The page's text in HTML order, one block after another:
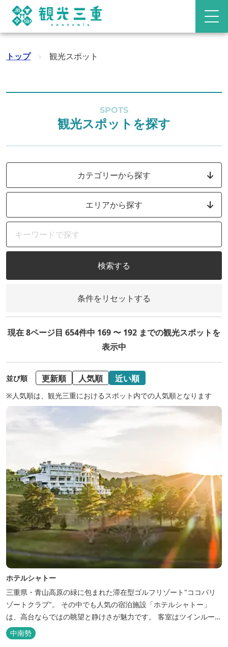
トップ › 観光スポット
SPOTS
観光スポットを探す
カテゴリーから探す
エリアから探す
検索する
条件をリセットする
現在 8ページ目 654件中 169 〜 192 までの観光スポットを
表示中
並び順 更新順 人気順 近い順
※人気順は、観光三重におけるスポット内での人気順となります
ホテルシャトー
三重県・青山高原の緑に包まれた滞在型ゴルフリゾート"ココパリ
ゾートクラブ"。 その中でも人気の宿泊施設「ホテルシャトー」
は、高台ならではの眺望と静けさが魅力です。 客室はツインルーム
から4〜6名で泊まれる和洋室まで幅広く、旅のスタイルに合わせて
選べます。 天然温泉の大浴場・露天風呂、ロウリュ式サウナで体を
中南勢